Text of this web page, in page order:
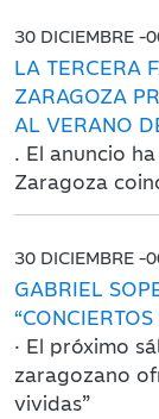
30 DICIEMBRE -
LA TERCERA
ZARAGOZA
AL VERANO
. El anuncio
Zaragoza
30 DICIEMBRE -
GABRIEL
· El próximo
zaragozano
vividas”